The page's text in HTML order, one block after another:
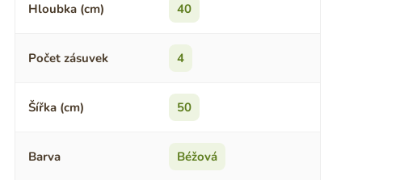
Hloubka (cm) 40
Počet zásuvek 4
Šířka (cm) 50
Barva Béžová